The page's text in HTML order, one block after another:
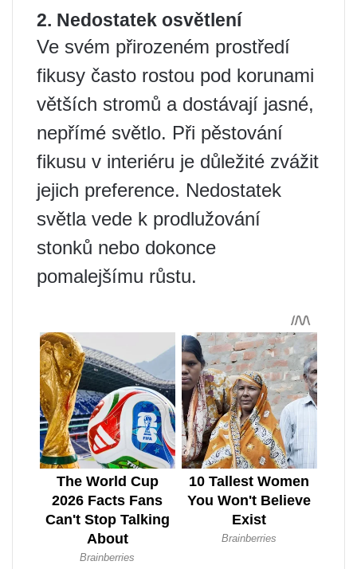
2. Nedostatek osvětlení
Ve svém přirozeném prostředí
fikusy často rostou pod korunami
větších stromů a dostávají jasné,
nepřímé světlo. Při pěstování
fikusu v interiéru je důležité zvážit
jejich preference. Nedostatek
světla vede k prodlužování
stonků nebo dokonce
pomalejšímu růstu.